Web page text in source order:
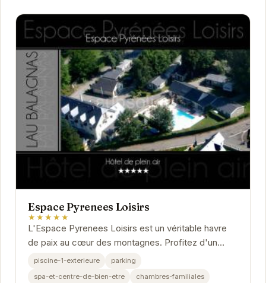
Espace Pyrenees Loisirs
★★★★★
L'Espace Pyrenees Loisirs est un véritable havre
de paix au cœur des montagnes. Profitez d'un
séjour relaxant avec une piscine extérieure, un
piscine-1-exterieure
parking
spa-et-centre-de-bien-etre
chambres-familiales